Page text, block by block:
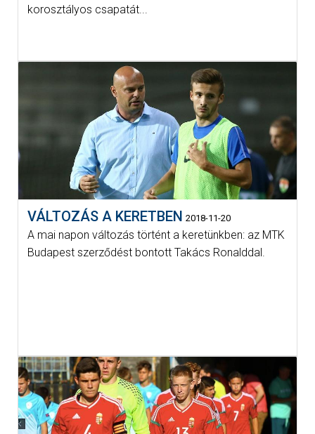
korosztályos csapatát...
VÁLTOZÁS A KERETBEN 2018-11-20
A mai napon változás történt a keretünkben: az MTK
Budapest szerződést bontott Takács Ronalddal.